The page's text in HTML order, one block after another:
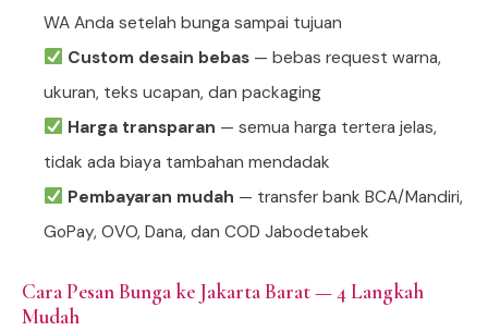
WA Anda setelah bunga sampai tujuan
Custom desain bebas— bebas request warna,
ukuran, teks ucapan, dan packaging
Harga transparan — semua harga tertera jelas,
tidak ada biaya tambahan mendadak
Pembayaran mudah — transfer bank BCA/Mandiri,
GoPay, OVO, Dana, dan COD Jabodetabek
Cara Pesan Bunga ke Jakarta Barat — 4 Langkah
Mudah